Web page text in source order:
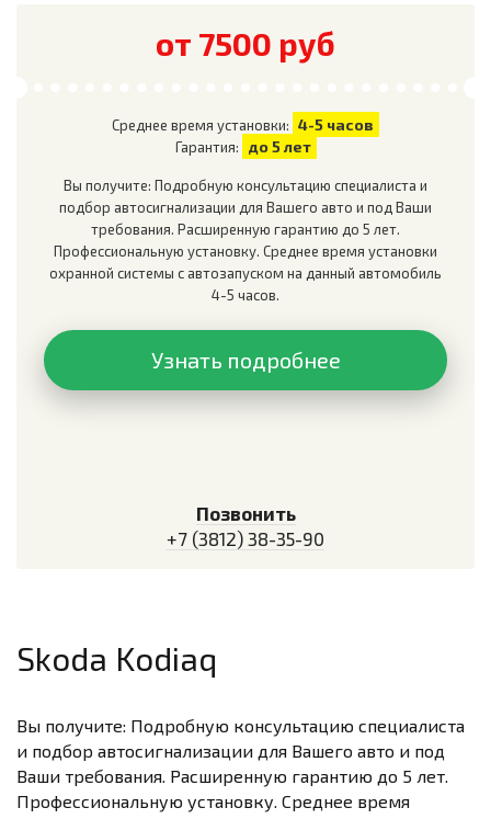
от 7500 руб
Среднее время установки: 4-5 часов
Гарантия: до 5 лет
Вы получите: Подробную консультацию специалиста и
подбор автосигнализации для Вашего авто и под Ваши
требования. Расширенную гарантию до 5 лет.
Профессиональную установку. Среднее время установки
охранной системы с автозапуском на данный автомобиль
4-5 часов.
Узнать подробнее
Позвонить
+7 (3812) 38-35-90
Skoda Kodiaq
Вы получите: Подробную консультацию специалиста
и подбор автосигнализации для Вашего авто и под
Ваши требования. Расширенную гарантию до 5 лет.
Профессиональную установку. Среднее время